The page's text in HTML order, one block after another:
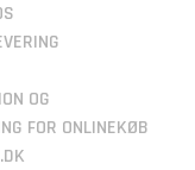
OG
FOR ONLINEKØB